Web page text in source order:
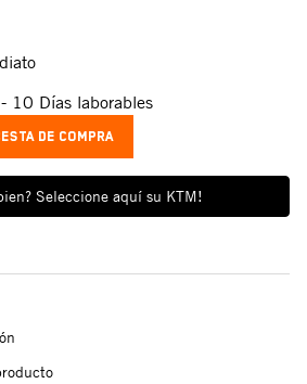
10 Días laborables
Seleccione aquí su KTM!
DE COMPRA